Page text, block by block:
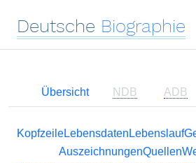
Deutsche Biographie
Übersicht NDB ADB
KopfzeileLebensdaten Lebenslauf
AuszeichnungenQuellen